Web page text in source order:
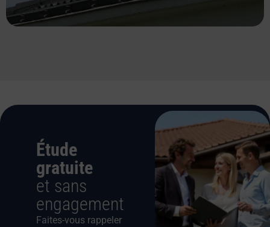
Étude
gratuite
et sans
engagement
Faites-vous rappeler